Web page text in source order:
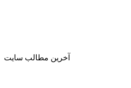
آخرین مطالب سایت